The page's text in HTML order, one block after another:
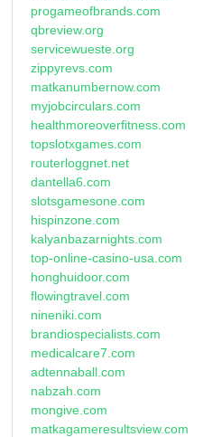
progameofbrands.com
qbreview.org
servicewueste.org
zippyrevs.com
matkanumbernow.com
myjobcirculars.com
healthmoreoverfitness.com
topslotxgames.com
routerloggnet.net
dantella6.com
slotsgamesone.com
hispinzone.com
kalyanbazarnights.com
top-online-casino-usa.com
honghuidoor.com
flowingtravel.com
nineniki.com
brandiospecialists.com
medicalcare7.com
adtennaball.com
nabzah.com
mongive.com
matkagameresultsview.com